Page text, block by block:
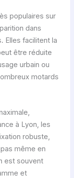
populaires sur
dans
Elles facilitent la
être réduite
urbain ou
motards
à Lyon, les
robuste,
même en
est souvent
et